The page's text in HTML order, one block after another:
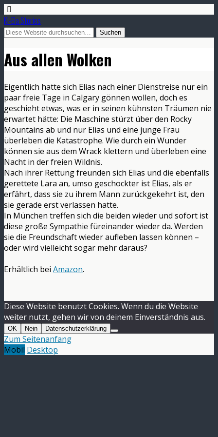
Ki-Ela Stories
Aus allen Wolken
Eigentlich hatte sich Elias nach einer Dienstreise nur ein
paar freie Tage in Calgary gönnen wollen, doch es
geschieht etwas, was er in seinen kühnsten Träumen nie
erwartet hätte: Die Maschine stürzt über den Rocky
Mountains ab und nur Elias und eine junge Frau
überleben die Katastrophe. Wie durch ein Wunder
können sie aus dem Wrack klettern und überleben eine
Nacht in der freien Wildnis.
Nach ihrer Rettung freunden sich Elias und die ebenfalls
gerettete Lara an, umso geschockter ist Elias, als er
erfährt, dass sie zu ihrem Mann zurückgekehrt ist, den
sie gerade erst verlassen hatte.
In München treffen sich die beiden wieder und sofort ist
diese große Sympathie füreinander wieder da. Werden
sie die Freundschaft wieder aufleben lassen können –
oder wird vielleicht sogar mehr daraus?
Erhältlich bei Amazon.
Diese Website benutzt Cookies. Wenn du die Website
weiter nutzt, gehen wir von deinem Einverständnis aus.
OK Nein Datenschutzerklärung
Zum Seitenanfang
Mobil Desktop